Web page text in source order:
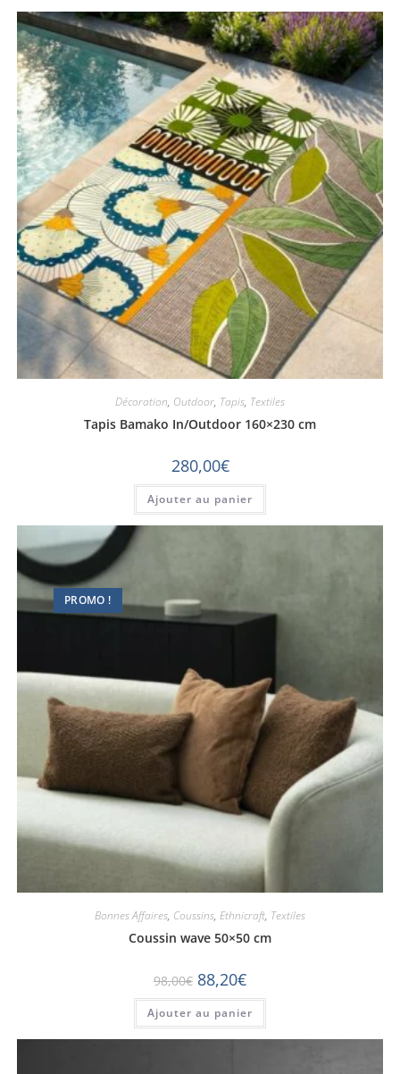
Décoration, Outdoor, Tapis, Textiles
Tapis Bamako In/Outdoor 160×230 cm
280,00€
Ajouter au panier
PROMO !
Bonnes Affaires, Coussins, Ethnicraft, Textiles
Coussin wave 50×50 cm
98,00€ 88,20€
Ajouter au panier